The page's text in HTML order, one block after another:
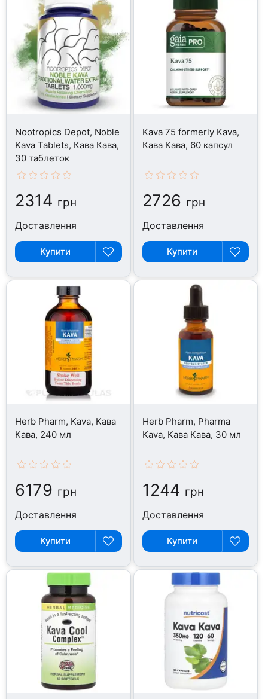
Nootropics Depot, Noble
Kava Tablets, Кава Кава,
30 таблеток
2314 грн
Доставлення
Купити
Kava 75 formerly Kava,
Кава Кава, 60 капсул
2726 грн
Доставлення
Купити
Herb Pharm, Kava, Кава
Кава, 240 мл
6179 грн
Доставлення
Купити
Herb Pharm, Pharma
Kava, Кава Кава, 30 мл
1244 грн
Доставлення
Купити